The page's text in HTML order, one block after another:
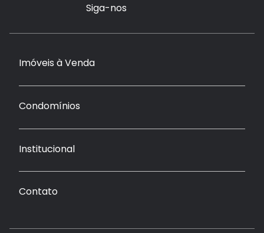
Siga-nos
Imóveis à Venda
Condomínios
Institucional
Contato